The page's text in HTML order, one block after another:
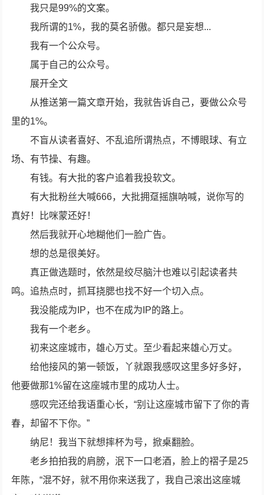
我只是99%的文案。
我所谓的1%，我的莫名骄傲。都只是妄想...
我有一个公众号。
属于自己的公众号。
展开全文
从推送第一篇文章开始，我就告诉自己，要做公众号
里的1%。
不盲从读者喜好、不乱追所谓热点，不博眼球、有立
场、有节操、有趣。
有钱。有大批的客户追着我投软文。
有大批粉丝大喊666，大批拥趸摇旗呐喊，说你写的
真好！比咪蒙还好！
然后我就开心地糊他们一脸广告。
想的总是很美好。
真正做选题时，依然是绞尽脑汁也难以引起读者共
鸣。追热点时，抓耳挠腮也找不好一个切入点。
我没能成为IP，也不在成为IP的路上。
我有一个老乡。
初来这座城市，雄心万丈。至少看起来雄心万丈。
给他接风的第一顿饭，丫就跟我感叹这里多好多好，
他要做那1%留在这座城市里的成功人士。
感叹完还给我语重心长，“别让这座城市留下了你的青
春，却留不下你。”
纳尼！我当下就想摔杯为号，掀桌翻脸。
老乡拍拍我的肩膀，泯下一口老酒，脸上的褶子是25
年陈，“混不好，就不用你来送我了，我自己滚出这座城